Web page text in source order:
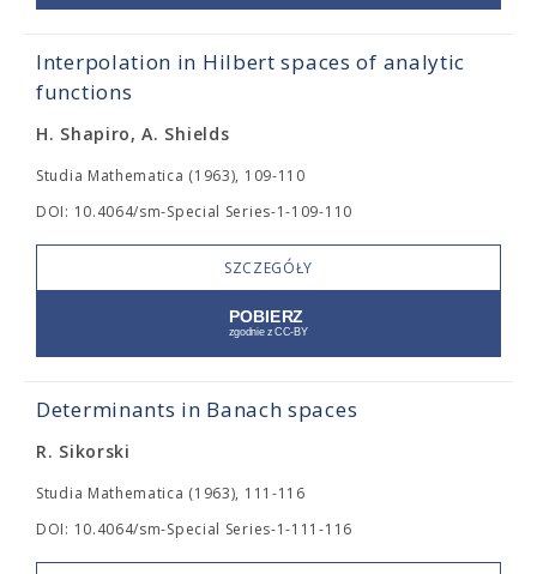
Interpolation in Hilbert spaces of analytic
functions
H. Shapiro, A. Shields
Studia Mathematica (1963), 109-110
DOI: 10.4064/sm-Special Series-1-109-110
SZCZEGÓŁY
Determinants in Banach spaces
R. Sikorski
Studia Mathematica (1963), 111-116
DOI: 10.4064/sm-Special Series-1-111-116